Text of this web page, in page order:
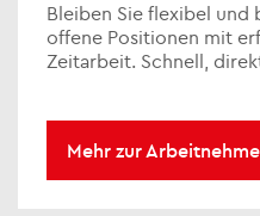
Bleiben Sie flexibel und
offene Positionen mit
Zeitarbeit. Schnell,
Mehr zur